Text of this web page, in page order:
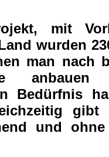
mit
wurden
man nach
anbauen
Bedürfnis
gibt
und